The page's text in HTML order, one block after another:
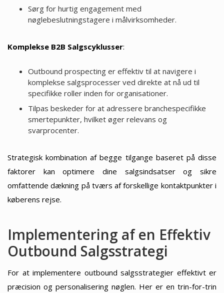
Sørg for hurtig engagement med
nøglebeslutningstagere i målvirksomheder.
Komplekse B2B Salgscyklusser:
Outbound prospecting er effektiv til at navigere i
komplekse salgsprocesser ved direkte at nå ud til
specifikke roller inden for organisationer.
Tilpas beskeder for at adressere branchespecifikke
smertepunkter, hvilket øger relevans og
svarprocenter.
Strategisk kombination af begge tilgange baseret på disse
faktorer kan optimere dine salgsindsatser og sikre
omfattende dækning på tværs af forskellige kontaktpunkter i
køberens rejse.
Implementering af en Effektiv
Outbound Salgsstrategi
For at implementere outbound salgsstrategier effektivt er
præcision og personalisering nøglen. Her er en trin-for-trin